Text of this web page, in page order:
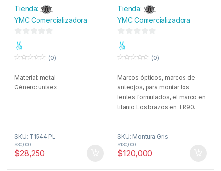
Tienda:
YMC Comercializadora
0
d
5
u
o
(0)
Material: metal
Género: unisex
SKU: T1544 PL
$28,250
$30,000
Tienda:
YMC Comercializadora
0
d
5
u
o
f
5
(0)
Marcos ópticos, marcos de
anteojos, para montar los
lentes formulados, el marco en
titanio Los brazos en TR90.
Unidad de medida: Unidad
1 * Montura.
1* Estuche.
SKU: Montura Gris
$120,000
$130,000